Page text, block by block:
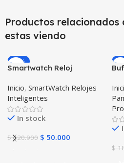
Productos
estas viendo
-59%
Smartwatch Reloj
GPS Ubicar Niños SOS
Inicio, SmartWatch Relojes
Inteligentes
In stock
$120.900 $ 50.000
-
$